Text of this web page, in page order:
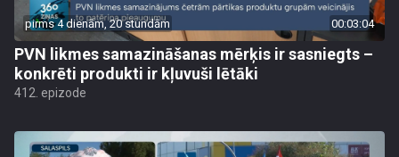
pirms 4 dienām, 20 stundām 00:03:04
PVN likmes samazināšanas mērķis ir sasniegts –
konkrēti produkti ir kļuvuši lētāki
412. epizode